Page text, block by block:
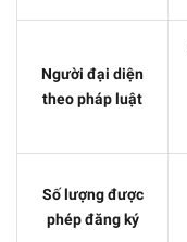
Người đại diện
theo pháp luật
Số lượng được
phép đăng ký